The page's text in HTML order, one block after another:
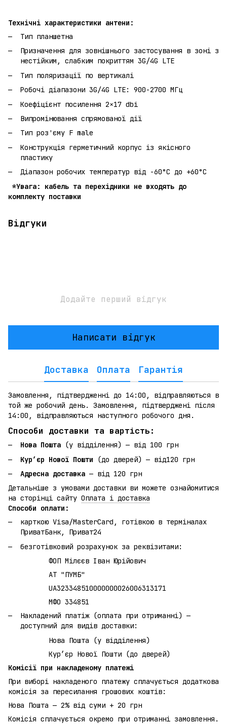
Технічні характеристики антени:
Тип планшетна
Призначення для зовнішнього застосування в зоні з
нестійким, слабким покриттям 3G/4G LTE
Тип поляризації по вертикалі
Робочі діапазони 3G/4G LTE: 900-2700 МГц
Коефіцієнт посилення 2×17 dbi
Випромінювання спрямованої дії
Тип роз'єму F male
Конструкція герметичний корпус із якісного
пластику
Діапазон робочих температур від -60°C до +60°C
*Увага: кабель та перехідники не входять до
комплекту поставки
Відгуки
Додайте перший відгук
Написати відгук
Доставка Оплата Гарантія
Замовлення, підтвердженні до 14:00, відправляються в
той же робочий день. Замовлення, підтверджені після
14:00, відправляються наступного робочого дня.
Способи доставки та вартість:
Нова Пошта (у відділення) — від 100 грн
Кур’єр Нової Пошти (до дверей) — від120 грн
Адресна доставка — від 120 грн
Детальніше з умовами доставки ви можете ознайомитися
на сторінці сайту Оплата і доставка
Способи оплати:
карткою Visa/MasterCard, готівкою в терміналах
ПриватБанк, Приват24
безготівковий розрахунок за реквізитами:
ФОП Мілєєв Іван Юрійович
АТ "ПУМБ"
UA323348510000000026006313171
МФО 334851
Накладений платіж (оплата при отриманні) —
доступний для видів доставки:
Нова Пошта (у відділення)
Кур’єр Нової Пошти (до дверей)
Комісії при накладеному платежі
При виборі накладеного платежу сплачується додаткова
комісія за пересилання грошових коштів:
Нова Пошта — 2% від суми + 20 грн
Комісія сплачується окремо при отриманні замовлення.